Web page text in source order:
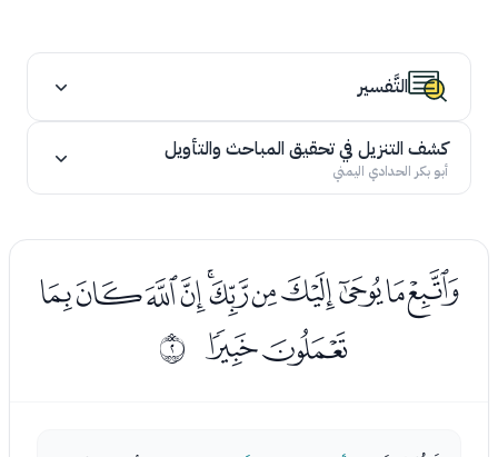
التَّفسير
كشف التنزيل في تحقيق المباحث والتأويل
أبو بكر الحدادي اليمني
ﭠﭡﭢﭣﭤﭥﭦﭧﭨﭩﭪ
ﭫﭬ ﰁ